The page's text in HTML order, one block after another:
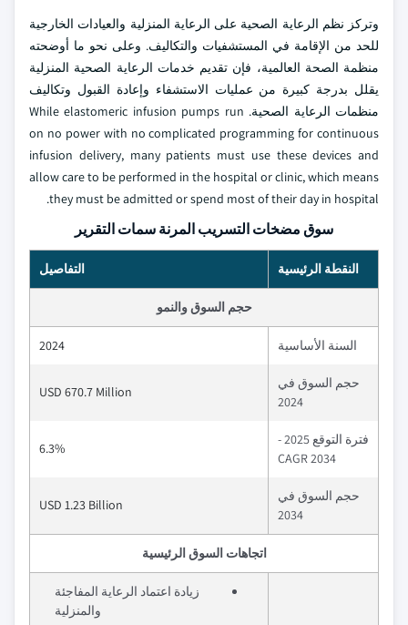
وتركز نظم الرعاية الصحية على الرعاية المنزلية والعيادات الخارجية
للحد من الإقامة في المستشفيات والتكاليف. وعلى نحو ما أوضحته
منظمة الصحة العالمية، فإن تقديم خدمات الرعاية الصحية المنزلية
يقلل بدرجة كبيرة من عمليات الاستشفاء وإعادة القبول وتكاليف
منظمات الرعاية الصحية. While elastomeric infusion pumps run
on no power with no complicated programming for continuous
infusion delivery, many patients must use these devices and
allow care to be performed in the hospital or clinic, which means
they must be admitted or spend most of their day in hospital.
سوق مضخات التسريب المرنة سمات التقرير
النقطة الرئيسية التفاصيل
حجم السوق والنمو
السنة الأساسية 2024
حجم السوق في
2024
USD 670.7 Million
فترة التوقع 2025 -
2034 CAGR
6.3%
حجم السوق في
2034
USD 1.23 Billion
اتجاهات السوق الرئيسية
زيادة اعتماد الرعاية المفاجئة
والمنزلية